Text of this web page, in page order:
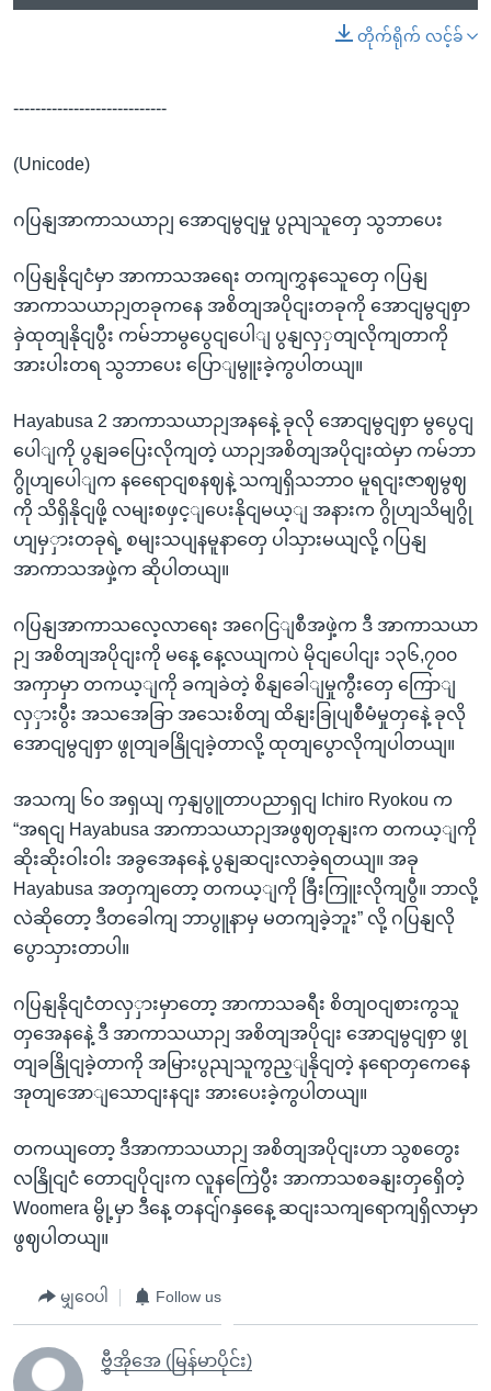
တိုက်ရိုက် လင့်ခ်
----------------------------
(Unicode)
ဂပြနျအာကာသယာဉျ အောငျမွငျမှု ပွညျသူတှေ သွဘာပေး
ဂပြနျနိုငျငံမှာ အာကာသအရေး တကျကွှနသေူတှေ ဂပြနျ
အာကာသယာဉျတခုကနေ အစိတျအပိုငျးတခုကို အောငျမွငျစှာ
ခှဲထုတျနိုငျပွီး ကမ်ဘာမွပွေငျပေါျ ပွနျလှှတျလိုကျတာကို
အားပါးတရ သွဘာပေး ပြောျမွူးခဲ့ကွပါတယျ။
Hayabusa 2 အာကာသယာဉျအနနေဲ့ ခုလို အောငျမွငျစှာ မွပွေငျ
ပေါျကို ပွနျခပြေးလိုကျတဲ့ ယာဉျအစိတျအပိုငျးထဲမှာ ကမ်ဘာ
ဂွိုဟျပေါျက နရေောငျစနဈနဲ့ သကျရှိသဘာဝ မူရငျးဇာဈမွဈ
ကို သိရှိနိုငျဖို့ လမျးစဖှင့ျပေးနိုငျမယ့ျ အနားက ဂွိုဟျသိမျဂွို
ဟျမှှားတခုရဲ့ စမျးသပျနမူနာတှေ ပါသှားမယျလို့ ဂပြနျ
အာကာသအဖှဲ့က ဆိုပါတယျ။
ဂပြနျအာကာသလေ့လာရေး အဂေငြျစီအဖှဲ့က ဒီ အာကာသယာ
ဉျ အစိတျအပိုငျးကို မနေ့ နေ့လယျကပဲ မိုငျပေါငျး ၁၃၆,၇၀၀
အကှာမှာ တကယ့ျကို ခကျခဲတဲ့ စိနျခေါျမှုကွီးတှေ ကြောျ
လှှားပွီး အသအေခြာ အသေးစိတျ ထိနျးခြုပျစီမံမှုတှနေဲ့ ခုလို
အောငျမွငျစှာ ဖွုတျခနြိုငျခဲ့တာလို့ ထုတျပွောလိုကျပါတယျ။
အသကျ ၆၀ အရှယျ ကှနျပွူတာပညာရှငျ Ichiro Ryokou က
“အရငျ Hayabusa အာကာသယာဉျအဖွဈတုနျးက တကယ့ျကို
ဆိုးဆိုးဝါးဝါး အခွအေနနေဲ့ ပွနျဆငျးလာခဲ့ရတယျ။ အခု
Hayabusa အတှကျတော့ တကယ့ျကို ခြီးကြူးလိုကျပွီ။ ဘာလို့
လဲဆိုတော့ ဒီတခေါကျ ဘာပွူနာမှ မတကျခဲ့ဘူး” လို့ ဂပြနျလို
ပွောသှားတာပါ။
ဂပြနျနိုငျငံတလှှားမှာတော့ အာကာသခရီး စိတျဝငျစားကွသူ
တှအေနနေဲ့ ဒီ အာကာသယာဉျ အစိတျအပိုငျး အောငျမွငျစှာ ဖွု
တျခနြိုငျခဲ့တာကို အမြားပွညျသူကွည့ျနိုငျတဲ့ နရောတှကေနေ
အုတျအောျသောငျးနငျး အားပေးခဲ့ကွပါတယျ။
တကယျတော့ ဒီအာကာသယာဉျ အစိတျအပိုငျးဟာ သွစတွေး
လနြိုငျငံ တောငျပိုငျးက လူနကြေဲပွီး အာကာသစခနျးတှရှေိတဲ့
Woomera မွို့မှာ ဒီနေ့ တနငျ်ဂနှနေေ့ ဆငျးသကျရောကျရှိလာမှာ
ဖွဈပါတယျ။
မျှဝေပါ Follow us
ဗွီအိုအေ (မြန်မာပိုင်း)